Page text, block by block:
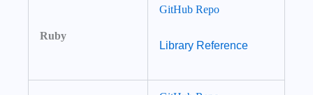
Ruby
GitHub Repo
Library Reference